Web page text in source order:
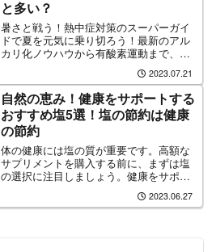
と多い？
暑さと戦う！熱中症対策のスーパーガイ
ドで夏を元気に乗り切ろう！最新のアル
カリ化ノウハウから有酸素運動まで、体
内の酸化を防ぎながら夏のリスクを撃
退。夏の楽しみを損なわず、安全な夏を
迎えるための知識を解説します。心地よ
い夏の訪れを満喫しましょう！
2023.07.21
自然の恵み！健康をサポートする
おすすめ塩5選！塩の節約は健康
の節約
体の健康には塩の質が重要です。高額な
サプリメントを購入する前に、まずは塩
の選択に注目しましょう。健康をサポー
トするために必要な栄養素は、身近な塩
2023.06.27